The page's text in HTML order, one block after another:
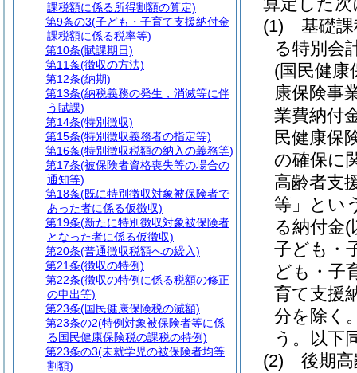
(1)
基礎
る特別会
(国民健康
康保険事
業費納付
民健康保
の確保に
高齢者支
等」とい
る納付金(
子ども・
ども・子
育て支援
分を除く
う。以下
(2)
後期
課税額に係る所得割額の算定)
第9条の3(子ども・子育て支援納付金
課税額に係る税率等)
第10条(賦課期日)
第11条(徴収の方法)
第12条(納期)
第13条(納税義務の発生，消滅等に伴
う賦課)
第14条(特別徴収)
第15条(特別徴収義務者の指定等)
第16条(特別徴収税額の納入の義務等)
第17条(被保険者資格喪失等の場合の
通知等)
第18条(既に特別徴収対象被保険者で
あった者に係る仮徴収)
第19条(新たに特別徴収対象被保険者
となった者に係る仮徴収)
第20条(普通徴収税額への繰入)
第21条(徴収の特例)
第22条(徴収の特例に係る税額の修正
の申出等)
第23条(国民健康保険税の減額)
第23条の2(特例対象被保険者等に係
る国民健康保険税の課税の特例)
第23条の3(未就学児の被保険者均等
割額)